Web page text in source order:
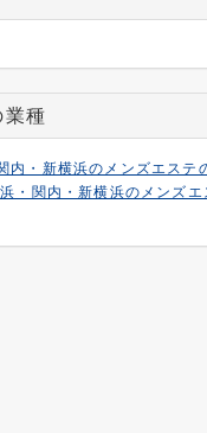
業種
内・新横浜のメンズエステ
・関内・新横浜のメンズエ